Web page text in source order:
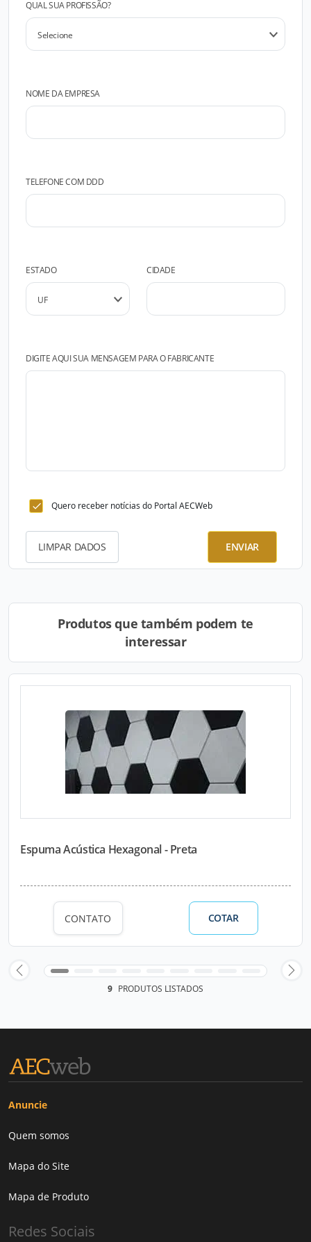
QUAL SUA PROFISSÃO?
NOME DA EMPRESA
TELEFONE COM DDD
ESTADO CIDADE
DIGITE AQUI SUA MENSAGEM PARA O FABRICANTE
Quero receber notícias do Portal AECWeb
LIMPAR DADOS ENVIAR
Produtos que também podem te
interessar
Espuma Acústica Hexagonal - Preta
CONTATO COTAR
9 PRODUTOS LISTADOS
Anuncie
Quem somos
Mapa do Site
Mapa de Produto
Redes Sociais